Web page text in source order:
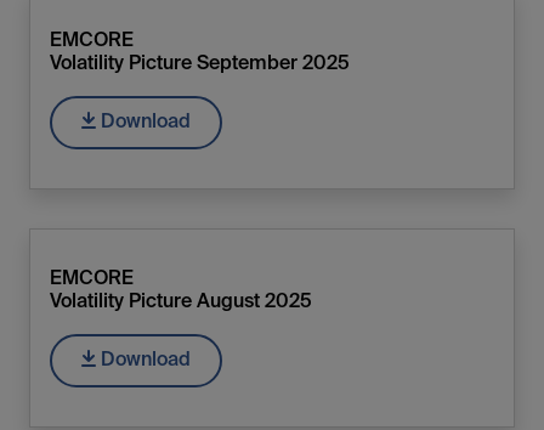
EMCORE
Volatility Picture September 2025
Download
EMCORE
Volatility Picture August 2025
Download